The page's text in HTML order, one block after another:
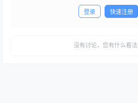
登录 快速注册
没有讨论，您有什么看法